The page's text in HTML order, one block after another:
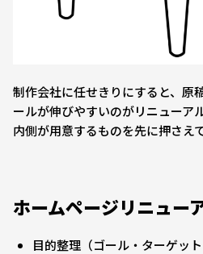
制作会社に任せきりにすると、原
ールが伸びやすいのがリニューア
内側が用意するものを先に押さえ
ホームページリニュー
目的整理（ゴール・ターゲット